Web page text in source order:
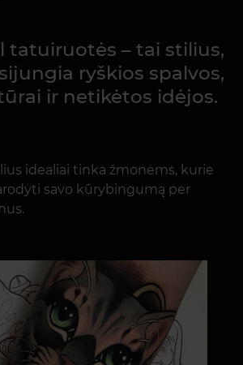
tatuiruotės – tai stilius,
ryškios spalvos,
ir netikėtos idėjos.
idealiai tinka žmonėms, kurie
savo kūrybingumą per